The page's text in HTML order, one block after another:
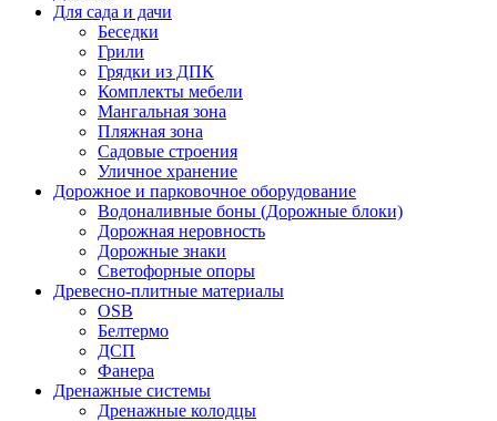
Для сада и дачи
Беседки
Грили
Грядки из ДПК
Комплекты мебели
Мангальная зона
Пляжная зона
Садовые строения
Уличное хранение
Дорожное и парковочное оборудование
Водоналивные боны (Дорожные блоки)
Дорожная неровность
Дорожные знаки
Светофорные опоры
Древесно-плитные материалы
OSB
Белтермо
ДСП
Фанера
Дренажные системы
Дренажные колодцы